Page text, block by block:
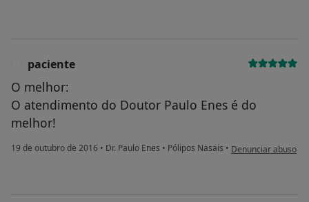
paciente
O melhor:
O atendimento do Doutor Paulo Enes é do
melhor!
19 de outubro de 2016 • Dr. Paulo Enes • Pólipos Nasais • na opinião do
Denunciar abuso